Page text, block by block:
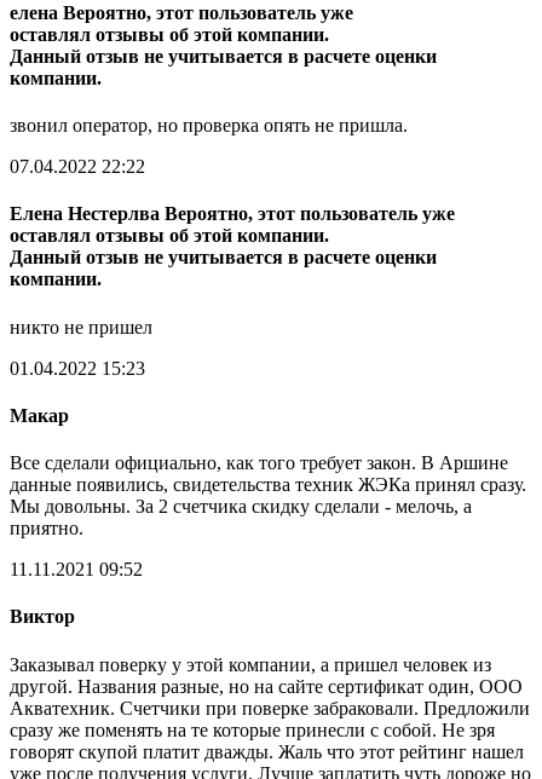
елена Вероятно, этот пользователь уже
оставлял отзывы об этой компании.
Данный отзыв не учитывается в расчете оценки
компании.
звонил оператор, но проверка опять не пришла.
07.04.2022 22:22
Елена Нестерлва Вероятно, этот пользователь уже
оставлял отзывы об этой компании.
Данный отзыв не учитывается в расчете оценки
компании.
никто не пришел
01.04.2022 15:23
Макар
Все сделали официально, как того требует закон. В Аршине
данные появились, свидетельства техник ЖЭКа принял сразу.
Мы довольны. За 2 счетчика скидку сделали - мелочь, а
приятно.
11.11.2021 09:52
Виктор
Заказывал поверку у этой компании, а пришел человек из
другой. Названия разные, но на сайте сертификат один, ООО
Акватехник. Счетчики при поверке забраковали. Предложили
сразу же поменять на те которые принесли с собой. Не зря
говорят скупой платит дважды. Жаль что этот рейтинг нашел
уже после получения услуги. Лучше заплатить чуть дороже но